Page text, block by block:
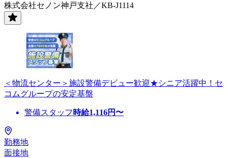
株式会社セノン神戸支社／KB-J1114
＜物流センター＞施設警備デビュー歓迎★シニア活躍中！セ
コムグループの安定基盤
警備スタッフ 時給1,116円〜
勤務地
面接地